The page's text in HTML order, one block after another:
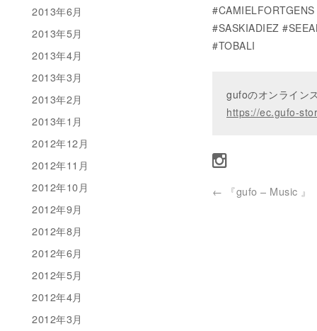
#SASKIADIEZ
#TOBALI
gufoのオンライン
https://ec.gufo-
← 『gufo – Music 』
2013年6月
2013年5月
2013年4月
2013年3月
2013年2月
2013年1月
2012年12月
2012年11月
2012年10月
2012年9月
2012年8月
2012年6月
2012年5月
2012年4月
2012年3月